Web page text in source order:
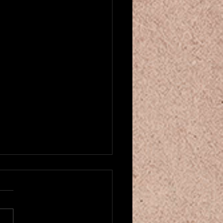
créneau pour cours de danse
ベリーダンスクラスが
ちは！もう2025年も残り